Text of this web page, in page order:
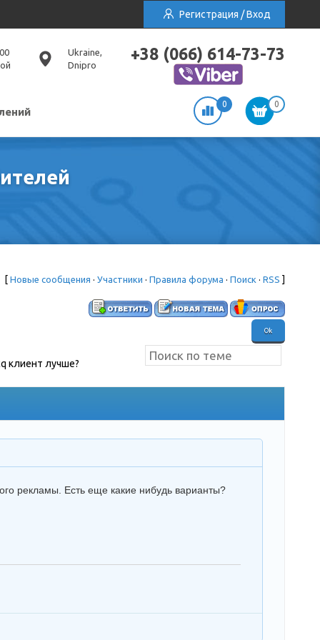
Регистрация / Вход
Ukraine,
Dnipro
+38 (066) 614-73-73
0 0
[ Новые сообщения · Участники · Правила форума · Поиск · RSS ]
клиент лучше?
рекламы. Есть еще какие нибудь варианты?